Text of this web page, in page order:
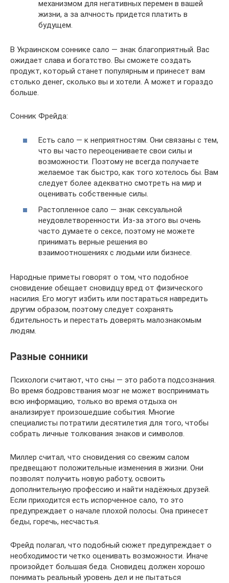
механизмом для негативных перемен в вашей
жизни, а за алчность придется платить в
будущем.
В Украинском соннике сало — знак благоприятный. Вас
ожидает слава и богатство. Вы сможете создать
продукт, который станет популярным и принесет вам
столько денег, сколько вы и хотели. А может и гораздо
больше.
Сонник Фрейда:
Есть сало — к неприятностям. Они связаны с тем,
что вы часто переоцениваете свои силы и
возможности. Поэтому не всегда получаете
желаемое так быстро, как того хотелось бы. Вам
следует более адекватно смотреть на мир и
оценивать собственные силы.
Растопленное сало — знак сексуальной
неудовлетворенности. Из-за этого вы очень
часто думаете о сексе, поэтому не можете
принимать верные решения во
взаимоотношениях с людьми или бизнесе.
Народные приметы говорят о том, что подобное
сновидение обещает сновидцу вред от физического
насилия. Его могут избить или постараться навредить
другим образом, поэтому следует сохранять
бдительность и перестать доверять малознакомым
людям.
Разные сонники
Психологи считают, что сны — это работа подсознания.
Во время бодровствания мозг не может воспринимать
всю информацию, только во время отдыха он
анализирует произошедшие события. Многие
специалисты потратили десятилетия для того, чтобы
собрать личные толкования знаков и символов.
Миллер считал, что сновидения со свежим салом
предвещают положительные изменения в жизни. Они
позволят получить новую работу, освоить
дополнительную профессию и найти надёжных друзей.
Если приходится есть испорченное сало, то это
предупреждает о начале плохой полосы. Она принесет
беды, горечь, несчастья.
Фрейд полагал, что подобный сюжет предупреждает о
необходимости четко оценивать возможности. Иначе
произойдет большая беда. Сновидец должен хорошо
понимать реальный уровень дел и не пытаться